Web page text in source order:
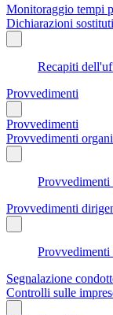
Monitoraggio tempi
Dichiarazioni
Recapiti
Provvedimenti
Provvedimenti
Provvedimenti
Provvedimenti
Segnalazione
Controlli sulle